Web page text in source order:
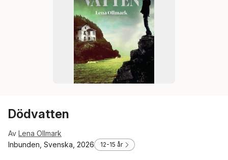
Dödvatten
Av Lena Ollmark
Inbunden, Svenska, 2026
12-15 år